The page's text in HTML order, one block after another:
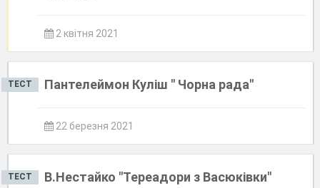
2 квітня 2021
ТЕСТ Пантелеймон Куліш " Чорна рада"
22 березня 2021
ТЕСТ В.Нестайко "Тереадори з Васюківки"